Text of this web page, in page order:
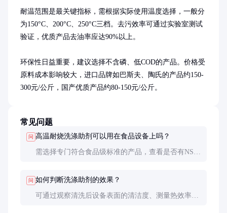
耐温范围是最关键指标，需根据实际使用温度选择，一般分
为150°C、200°C、250°C三档。去污效率可通过实验室测试
验证，优质产品去油率应达90%以上。
环保性日益重要，建议选择不含磷、低COD的产品。价格受
原料成本影响较大，进口品牌如巴斯夫、陶氏的产品约150-
300元/公斤，国产优质产品约80-150元/公斤。
常见问题
问 高温耐烧洗涤助剂可以用在食品设备上吗？
需选择专门符合食品级标准的产品，查看是否有NSF
问 如何判断洗涤助剂的效果？
可通过观察清洗后设备表面的清洁度、测量热效率恢